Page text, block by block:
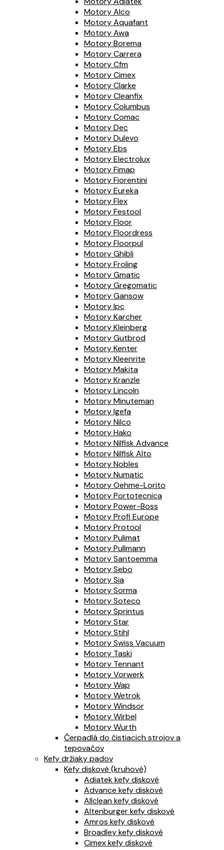
Motory Alco
Motory Aquafant
Motory Awa
Motory Borema
Motory Carrera
Motory Cfm
Motory Cimex
Motory Clarke
Motory Cleanfix
Motory Columbus
Motory Comac
Motory Dec
Motory Dulevo
Motory Ebs
Motory Electrolux
Motory Fimap
Motory Fiorentini
Motory Eureka
Motory Flex
Motory Festool
Motory Floor
Motory Floordress
Motory Floorpul
Motory Ghibli
Motory Froling
Motory Gmatic
Motory Gregomatic
Motory Gansow
Motory Ipc
Motory Karcher
Motory Kleinberg
Motory Gutbrod
Motory Kenter
Motory Kleenrite
Motory Makita
Motory Kranzle
Motory Lincoln
Motory Minuteman
Motory Igefa
Motory Nilco
Motory Hako
Motory Nilfisk Advance
Motory Nilfisk Alto
Motory Nobles
Motory Numatic
Motory Oehme-Lorito
Motory Portotecnica
Motory Power-Boss
Motory Profi Europe
Motory Protool
Motory Pulimat
Motory Pullmann
Motory Santoemma
Motory Sebo
Motory Sia
Motory Sorma
Motory Soteco
Motory Sprintus
Motory Star
Motory Stihl
Motory Swiss Vacuum
Motory Taski
Motory Tennant
Motory Vorwerk
Motory Wap
Motory Wetrok
Motory Windsor
Motory Wirbel
Motory Wurth
Čerpadlá do čistiacich strojov a
tepovačov
Kefy držiaky padov
Kefy diskové (kruhové)
Adiatek kefy diskové
Advance kefy diskové
Allclean kefy diskové
Altenburger kefy diskové
Amros kefy diskové
Broadley kefy diskové
Cimex kefy diskové